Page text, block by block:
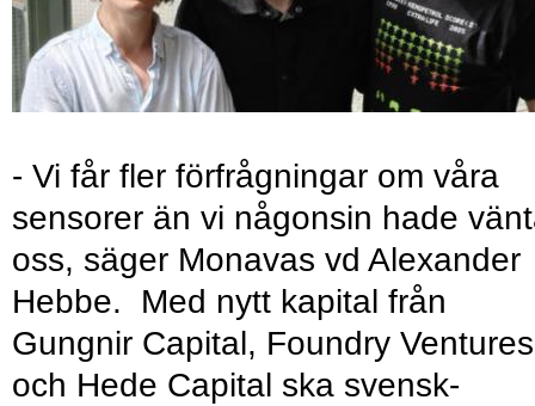
- Vi får fler förfrågningar om våra
sensorer än vi någonsin hade
oss, säger Monavas vd Alexander
Hebbe. Med nytt kapital från
Gungnir Capital, Foundry Ventures
och Hede Capital ska svensk-